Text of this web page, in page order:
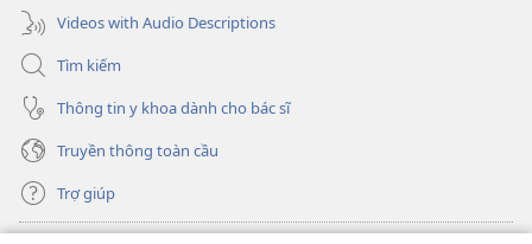
Videos with Audio Descriptions
Tìm kiếm
Thông tin y khoa dành cho bác sĩ
Truyền thông toàn cầu
Trợ giúp